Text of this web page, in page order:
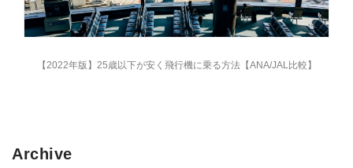
【2022年版】25歳以下が安く飛行機に乗る方法【ANA/JAL比較】
Archive